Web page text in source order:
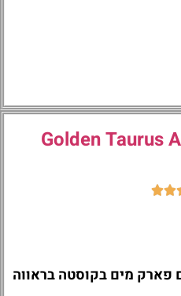
Golden Taurus
פארק מים בקוסטה בראווה